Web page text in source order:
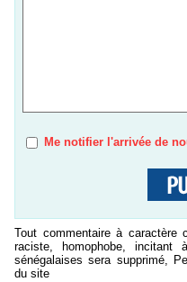
Me notifier l'arrivée de
Tout commentaire à caractère
raciste, homophobe,
sénégalaises sera supprimé,
du site